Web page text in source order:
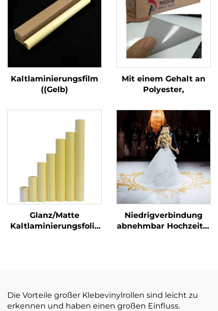
Kaltlaminierungsfilm
((Gelb)
Mit einem Gehalt an
Polyester,
Glanz/Matte
Kaltlaminierungsfolie
Niedrigverbindung
abnehmbar Hochzeits-
zu reißen
Die Vorteile großer Klebevinylrollen sind leicht zu
erkennen und haben einen großen Einfluss.